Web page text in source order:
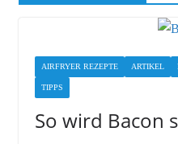
AIRFRYER REZEPTE ARTIKEL
TIPPS
So wird Bacon